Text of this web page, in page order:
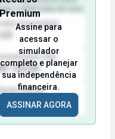
Assine para
acessar o
simulador
completo e planejar
sua independência
financeira.
ASSINAR AGORA
o efeito bola de neve
Cotas necessárias
R$ 123,00
Renda mensal
R$ 123,00